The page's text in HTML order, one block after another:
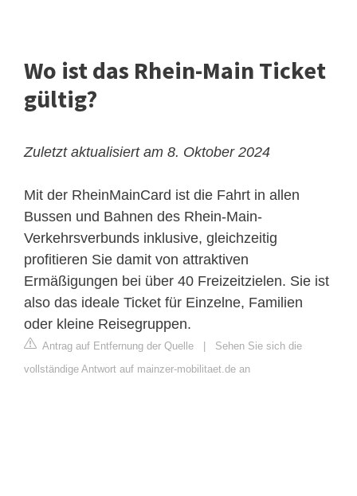
Wo ist das Rhein-Main Ticket
gültig?
Zuletzt aktualisiert am 8. Oktober 2024
Mit der RheinMainCard ist die Fahrt in allen
Bussen und Bahnen des Rhein-Main-
Verkehrsverbunds inklusive, gleichzeitig
profitieren Sie damit von attraktiven
Ermäßigungen bei über 40 Freizeitzielen. Sie ist
also das ideale Ticket für Einzelne, Familien
oder kleine Reisegruppen.
Antrag auf Entfernung der Quelle
Sehen Sie sich die
vollständige Antwort auf mainzer-mobilitaet.de an